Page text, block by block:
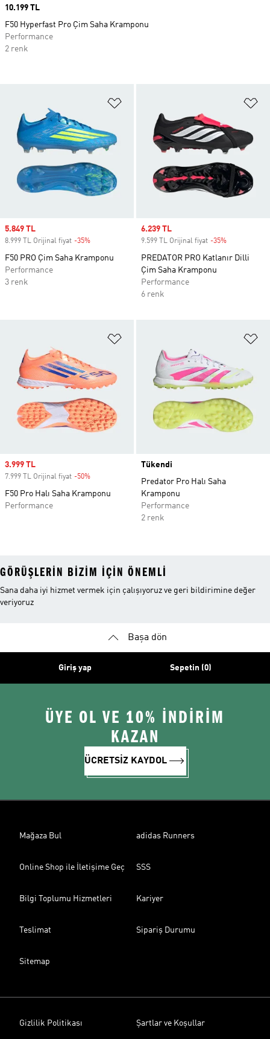
Sale price
5.849 TL
8.999 TL Orijinal fiyat -35%
F50 PRO Çim Saha Kramponu
Performance
3 renk
Sale price
6.239 TL
9.599 TL Orijinal fiyat -35%
PREDATOR PRO Katlanır Dilli
Çim Saha Kramponu
Performance
6 renk
Sale price
3.999 TL
7.999 TL Orijinal fiyat -50%
F50 Pro Halı Saha Kramponu
Performance
Tükendi
Predator Pro Halı Saha
Kramponu
Performance
2 renk
Price
10.199 TL
F50 Hyperfast Pro Çim Saha Kramponu
Performance
2 renk
GÖRÜŞLERIN BIZIM IÇIN ÖNEMLI
Sana daha iyi hizmet vermek için çalışıyoruz ve geri bildirimine değer
veriyoruz
Başa dön
Giriş yap Sepetin (0)
ÜYE OL VE 10% İNDİRİM
KAZAN
ÜCRETSİZ KAYDOL
Mağaza Bul adidas Runners
Online Shop ile İletişime Geç SSS
Bilgi Toplumu Hizmetleri Kariyer
Teslimat Sipariş Durumu
Sitemap
Gizlilik Politikası Şartlar ve Koşullar